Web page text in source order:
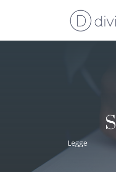
Legge